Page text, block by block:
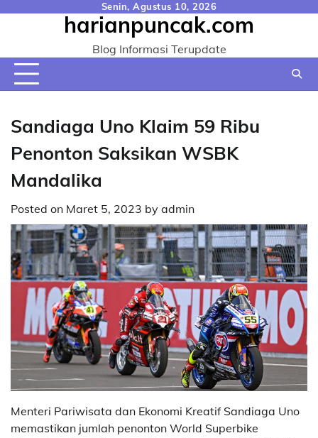
Senin, Agustus 10, 2026
harianpuncak.com
Blog Informasi Terupdate
Sandiaga Uno Klaim 59 Ribu
Penonton Saksikan WSBK
Mandalika
Posted on Maret 5, 2023 by admin
Menteri Pariwisata dan Ekonomi Kreatif Sandiaga Uno
memastikan jumlah penonton World Superbike